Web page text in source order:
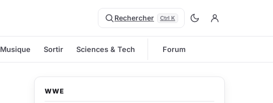
Rechercher Ctrl K
Musique Sortir Sciences & Tech Forum
WWE